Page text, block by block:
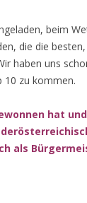
beim
die die
haben uns
10 zu kommen.
hat
als